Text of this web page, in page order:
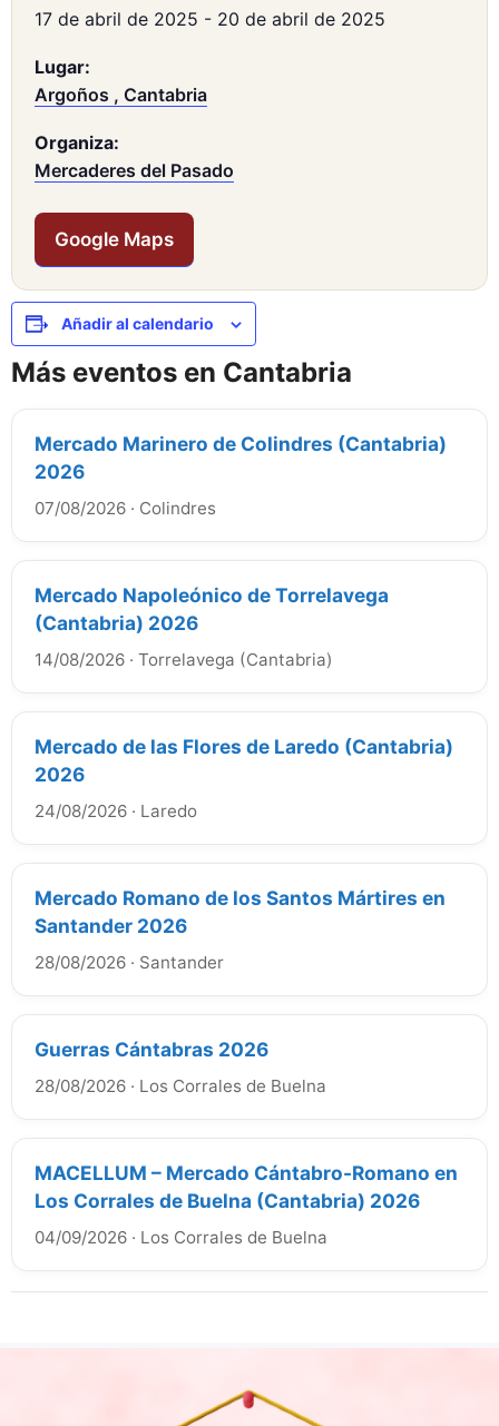
17 de abril de 2025 - 20 de abril de 2025
Lugar:
Argoños , Cantabria
Organiza:
Mercaderes del Pasado
Google Maps
Añadir al calendario
Más eventos en Cantabria
Mercado Marinero de Colindres (Cantabria)
2026
07/08/2026 · Colindres
Mercado Napoleónico de Torrelavega
(Cantabria) 2026
14/08/2026 · Torrelavega (Cantabria)
Mercado de las Flores de Laredo (Cantabria)
2026
24/08/2026 · Laredo
Mercado Romano de los Santos Mártires en
Santander 2026
28/08/2026 · Santander
Guerras Cántabras 2026
28/08/2026 · Los Corrales de Buelna
MACELLUM – Mercado Cántabro-Romano en
Los Corrales de Buelna (Cantabria) 2026
04/09/2026 · Los Corrales de Buelna